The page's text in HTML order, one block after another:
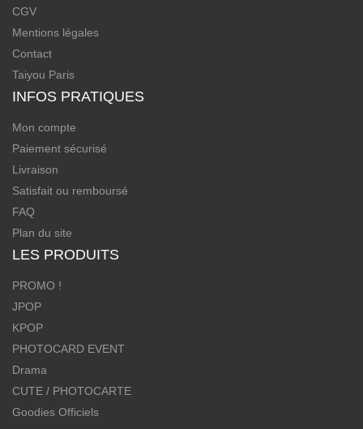
CGV
Mentions légales
Contact
Taiyou Paris
INFOS PRATIQUES
Mon compte
Paiement sécurisé
Livraison
Satisfait ou remboursé
FAQ
Plan du site
LES PRODUITS
PROMO !
JPOP
KPOP
PHOTOCARD EVENT
Drama
CUTE / PHOTOCARTE
Goodies Officiels